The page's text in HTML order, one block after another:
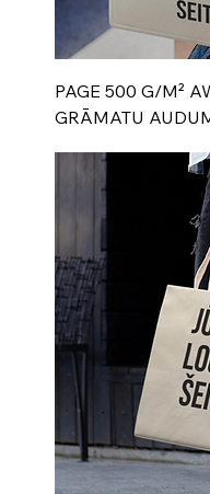
PAGE 500 G/M²
GRĀMATU